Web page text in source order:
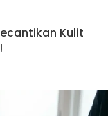
Kulit